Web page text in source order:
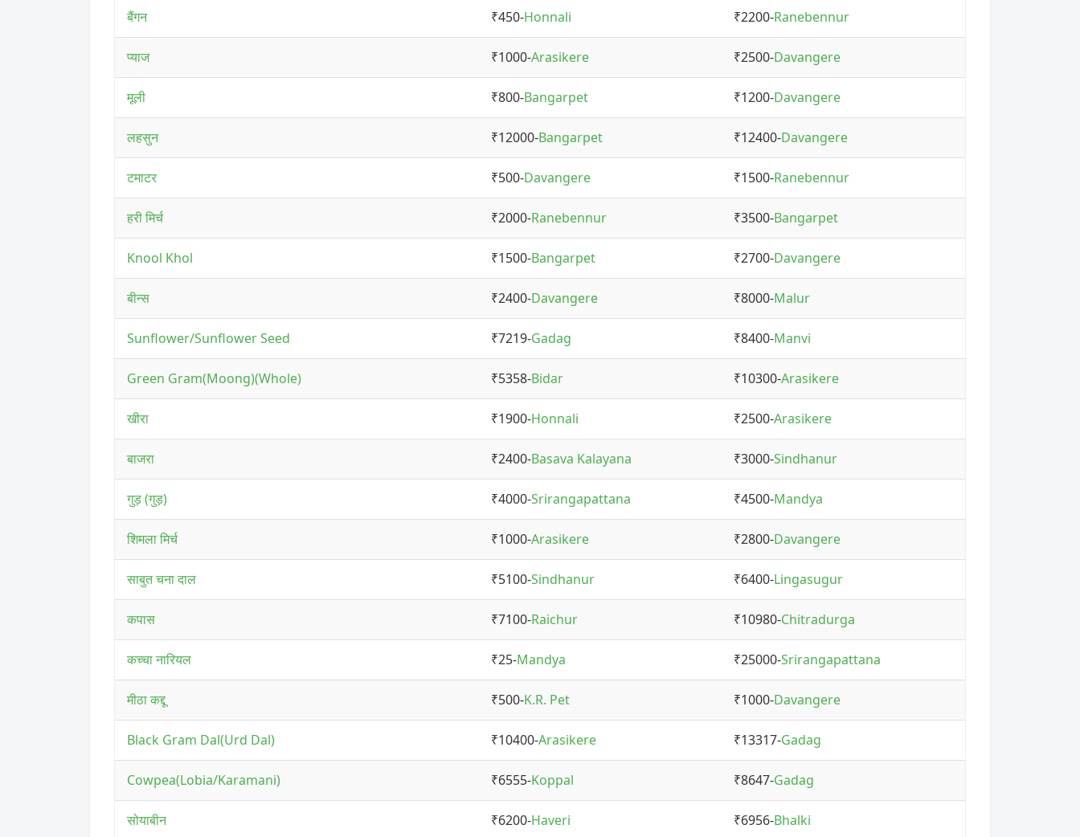
बैंगन ₹450-Honnali ₹2200-Ranebennur
प्याज ₹1000-Arasikere ₹2500-Davangere
मूली ₹800-Bangarpet ₹1200-Davangere
लहसुन ₹12000-Bangarpet ₹12400-Davangere
टमाटर ₹500-Davangere ₹1500-Ranebennur
हरी मिर्च ₹2000-Ranebennur ₹3500-Bangarpet
Knool Khol ₹1500-Bangarpet ₹2700-Davangere
बीन्स ₹2400-Davangere ₹8000-Malur
Sunflower/Sunflower Seed ₹7219-Gadag ₹8400-Manvi
Green Gram(Moong)(Whole) ₹5358-Bidar ₹10300-Arasikere
खीरा ₹1900-Honnali ₹2500-Arasikere
बाजरा ₹2400-Basava Kalayana ₹3000-Sindhanur
गुड़ (गुड़) ₹4000-Srirangapattana ₹4500-Mandya
शिमला मिर्च ₹1000-Arasikere ₹2800-Davangere
साबुत चना दाल ₹5100-Sindhanur ₹6400-Lingasugur
कपास ₹7100-Raichur ₹10980-Chitradurga
कच्चा नारियल ₹25-Mandya ₹25000-Srirangapattana
मीठा कद्दू ₹500-K.R. Pet ₹1000-Davangere
Black Gram Dal(Urd Dal) ₹10400-Arasikere ₹13317-Gadag
Cowpea(Lobia/Karamani) ₹6555-Koppal ₹8647-Gadag
सोयाबीन ₹6200-Haveri ₹6956-Bhalki